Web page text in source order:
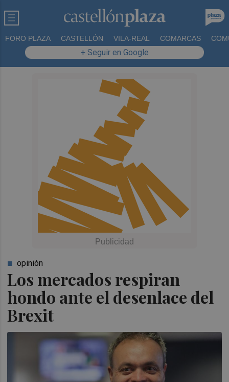
FORO PLAZA CASTELLÓN VILA-REAL COMARCAS
+ Seguir en Google
Los mercados respiran
hondo ante el desenlace del
Brexit
opinión